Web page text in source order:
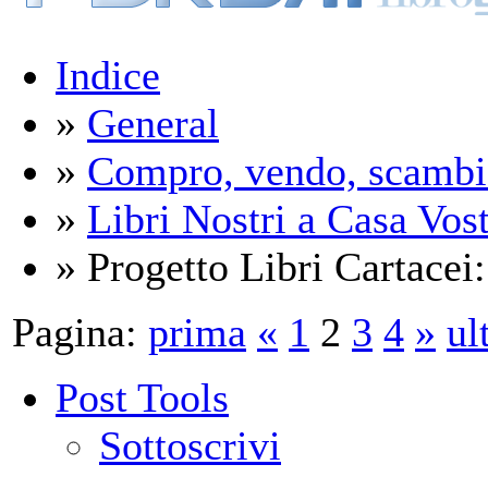
Indice
» General
» Compro, vendo,
» Libri Nostri a Casa
» Progetto Libri
Pagina: prima « 1 2 3 4 »
Post Tools
Sottoscrivi